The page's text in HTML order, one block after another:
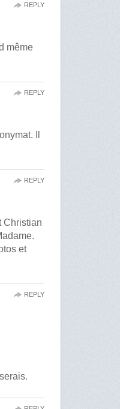
même
REPLY
Il
REPLY
Christian
et
REPLY
REPLY